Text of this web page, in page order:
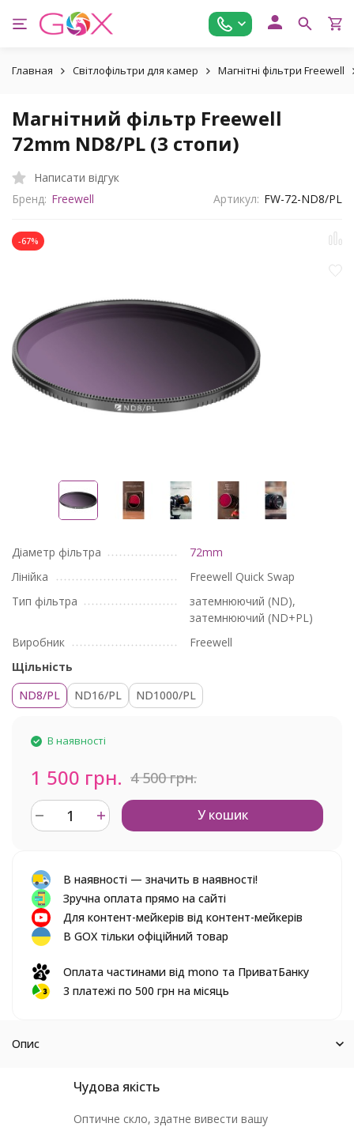
Главная Світлофільтри для камер Магнітні фільтри Freewell
Магнітний фільтр Freewell
72mm ND8/PL (3 стопи)
Написати відгук
Бренд: Freewell Артикул: FW-72-ND8/PL
-67%
Діаметр фільтра
72mm
Лінійка
Freewell Quick Swap
Тип фільтра
затемнюючий (ND),
затемнюючий (ND+PL)
Виробник
Freewell
Щільність
ND8/PL
ND16/PL ND1000/PL
В наявності
1 500 грн. 4 500 грн.
У кошик
В наявності — значить в наявності!
Зручна оплата прямо на сайті
Для контент-мейкерів від контент-мейкерів
В GOX тільки офіційний товар
Оплата частинами від mono та ПриватБанку
3 платежі по 500 грн на місяць
Опис
Чудова якість
Оптичне скло, здатне вивести вашу